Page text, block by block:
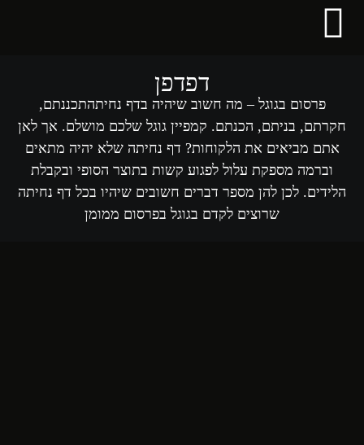
לתוכן
דפדפן
פרסום בגוגל – מה חשוב שיהיה בדף נחיתה​ תכננתם,
חקרתם, בניתם, הכנתם. קמפיין גוגל שלכם מושלם. אך לאן
אתם מביאים את הלקוחות? דף נחיתה שלא יהיה מתאים
וברמה מספקת עלול לפגוע קשות בתוצר הסופי ובקבלת
הלידים. לכן להן מספר דברים חשובים שיהיו בכל דף נחיתה
שרוצים לקדם בגוגל בפרסום ממומן